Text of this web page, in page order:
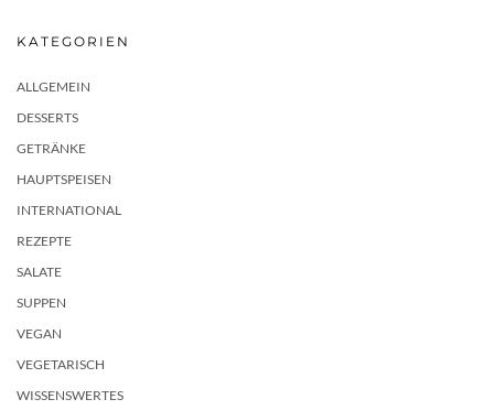
KATEGORIEN
ALLGEMEIN
DESSERTS
GETRÄNKE
HAUPTSPEISEN
INTERNATIONAL
REZEPTE
SALATE
SUPPEN
VEGAN
VEGETARISCH
WISSENSWERTES